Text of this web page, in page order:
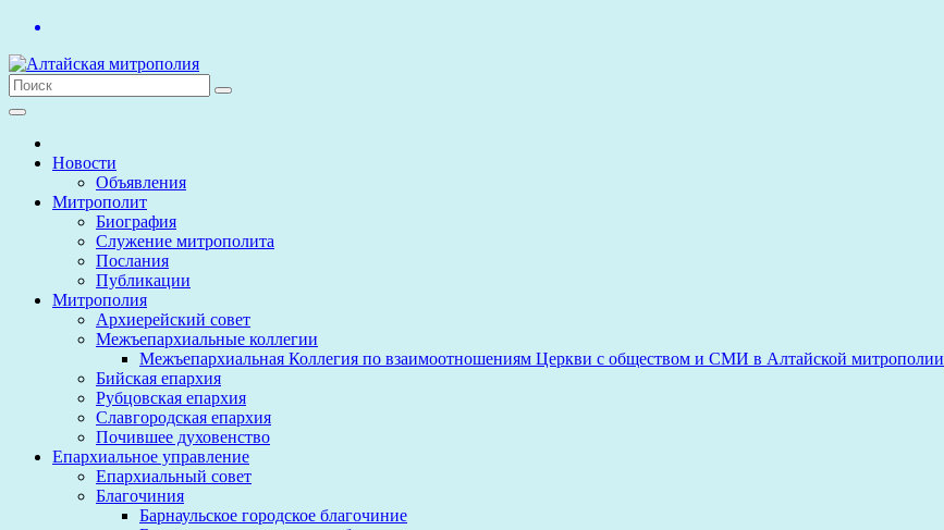
Перейти
содержимому
Новости
Объявления
Митрополит
Биография
Служение митрополита
Послания
Публикации
Митрополия
Архиерейский совет
Межъепархиальные коллегии
Межъепархиальная Коллегия по взаимоотношениям Церкви с обществом и СМИ в Алтайской митрополии
Бийская епархия
Рубцовская епархия
Славгородская епархия
Почившее духовенство
Епархиальное управление
Епархиальный совет
Благочиния
Барнаульское городское благочиние